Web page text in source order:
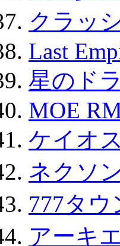
クラッ
Last
星のド
MOE
ケイオ
ネクソ
777タウ
アーキ